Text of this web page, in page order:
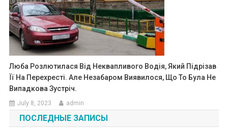
Люба Розлютилася Від Неквапливого Водія, Який Підрізав
Її На Перехресті. Але Незабаром Виявилося, Що То Була Не
Випадкова Зустріч.
July 8, 2023 admin
ПОСЛЕДНЫЕ ЗАПИСЫ